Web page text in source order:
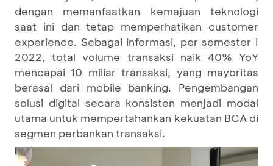
dengan memanfaatkan kemajuan teknologi
saat ini dan tetap memperhatikan customer
experience. Sebagai informasi, per semester I
2022, total volume transaksi naik 40% YoY
mencapai 10 miliar transaksi, yang mayoritas
berasal dari mobile banking. Pengembangan
solusi digital secara konsisten menjadi modal
utama untuk mempertahankan kekuatan BCA di
segmen perbankan transaksi.